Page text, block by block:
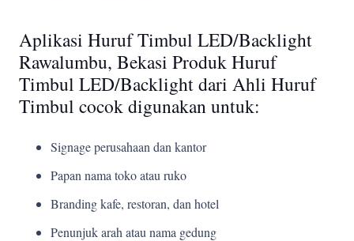
Aplikasi Huruf Timbul LED/Backlight
Rawalumbu, Bekasi Produk Huruf
Timbul LED/Backlight dari Ahli Huruf
Timbul cocok digunakan untuk:
Signage perusahaan dan kantor
Papan nama toko atau ruko
Branding kafe, restoran, dan hotel
Penunjuk arah atau nama gedung